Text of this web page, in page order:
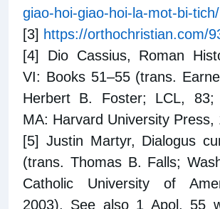
giao-hoi-giao-hoi-la-mot-bi-tich/
[3] https://orthochristian.com/
[4]
Dio Cassius, Roman
VI: Books 51–55 (trans.
Herbert B. Foster; LCL, 83;
MA: Harvard University Press,
[5] Justin Martyr, Dialogus
(trans. Thomas B. Falls;
Catholic University of
2003). See also 1 Apol. 55